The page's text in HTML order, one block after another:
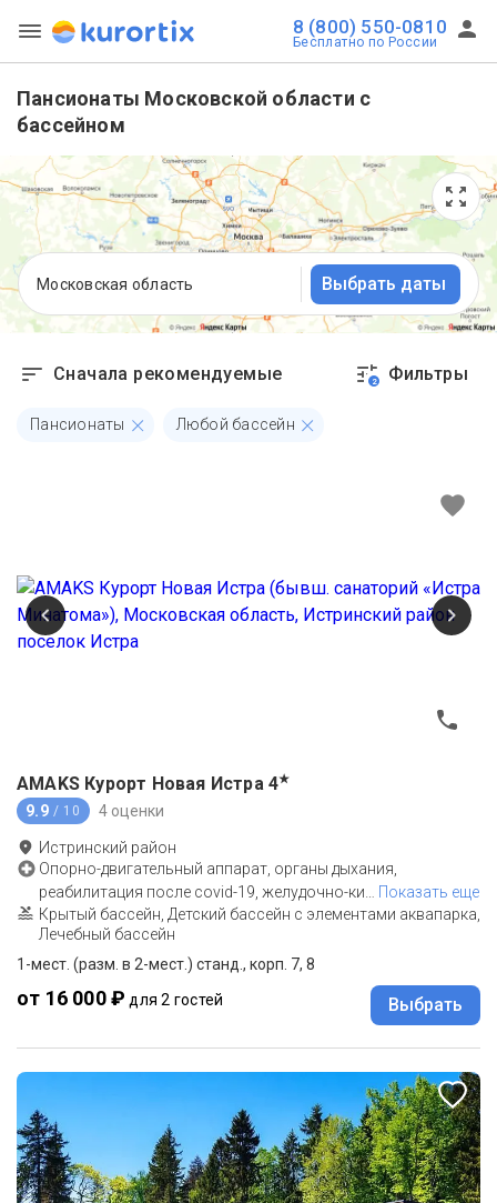
8 (800) 550-0810
Бесплатно по России
Пансионаты Московской области с
бассейном
Московская область Выбрать даты
Сначала рекомендуемые 2 Фильтры
Пансионаты Любой бассейн
AMAKS Курорт Новая Истра 4★
9.9 / 10 4 оценки
Истринский район
Опорно-двигательный аппарат, органы дыхания,
реабилитация после covid-19, желудочно-ки
Показать еще
Крытый бассейн, Детский бассейн с элементами аквапарка,
Лечебный бассейн
1-мест. (разм. в 2-мест.) станд., корп. 7, 8
от 16 000 ₽ для 2 гостей Выбрать